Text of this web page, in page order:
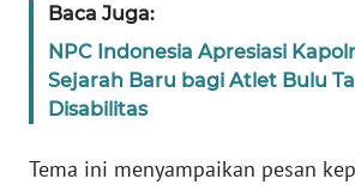
Baca Juga:
NPC Indonesia Apresiasi
Sejarah Baru bagi Atlet Bulu
Disabilitas
Tema ini menyampaikan pesan
NTB
WN